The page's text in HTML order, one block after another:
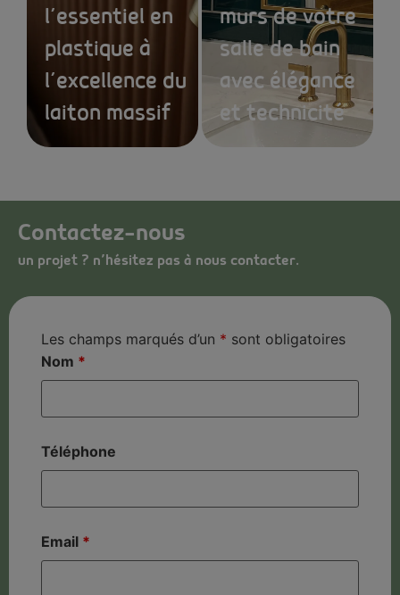
l’essentiel en
plastique à
l’excellence du
laiton massif
murs de votre
salle de bain
avec élégance
et technicité
Contactez-nous
un projet ? n’hésitez pas à nous contacter.
Les champs marqués d’un * sont obligatoires
Nom *
Téléphone
Email *